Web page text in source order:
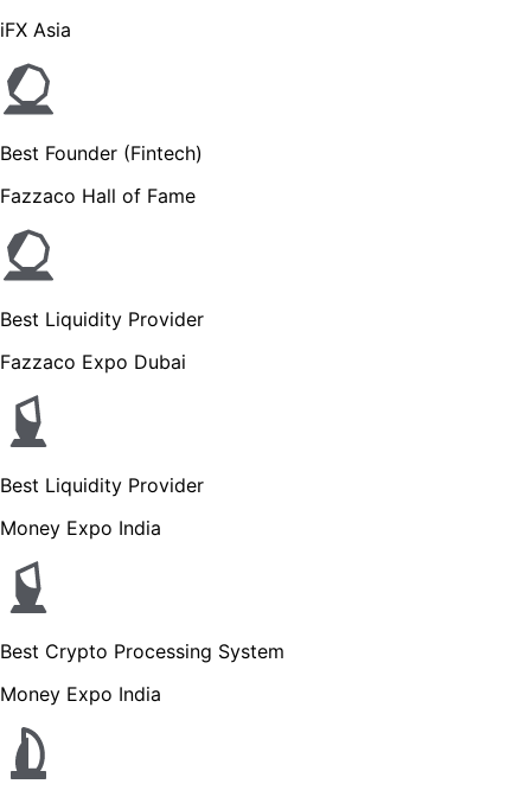
iFX Asia
Best Founder (Fintech)
Fazzaco Hall of Fame
Best Liquidity Provider
Fazzaco Expo Dubai
Best Liquidity Provider
Money Expo India
Best Crypto Processing System
Money Expo India